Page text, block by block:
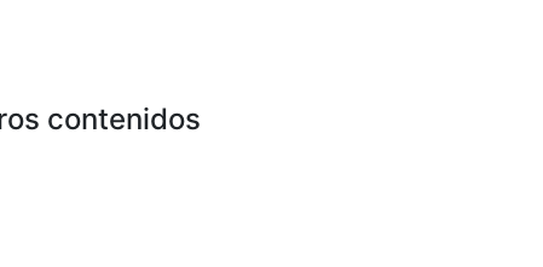
contenidos